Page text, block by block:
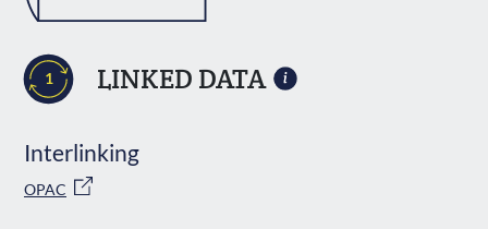
1 LINKED DATA
Interlinking
OPAC